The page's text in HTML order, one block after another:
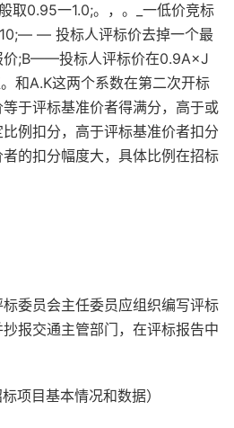
0.95一1.0;。，。_一低价竞标
— 投标人评标价去掉一个最
价;B——投标人评标价在0.9A×J
和A.K这两个系数在第二次开标
于评标基准价者得满分，高于或
例扣分，高于评标基准价者扣分
的扣分幅度大，具体比例在招标
员会主任委员应组织编写评标
报交通主管部门，在评标报告中
目基本情况和数据）